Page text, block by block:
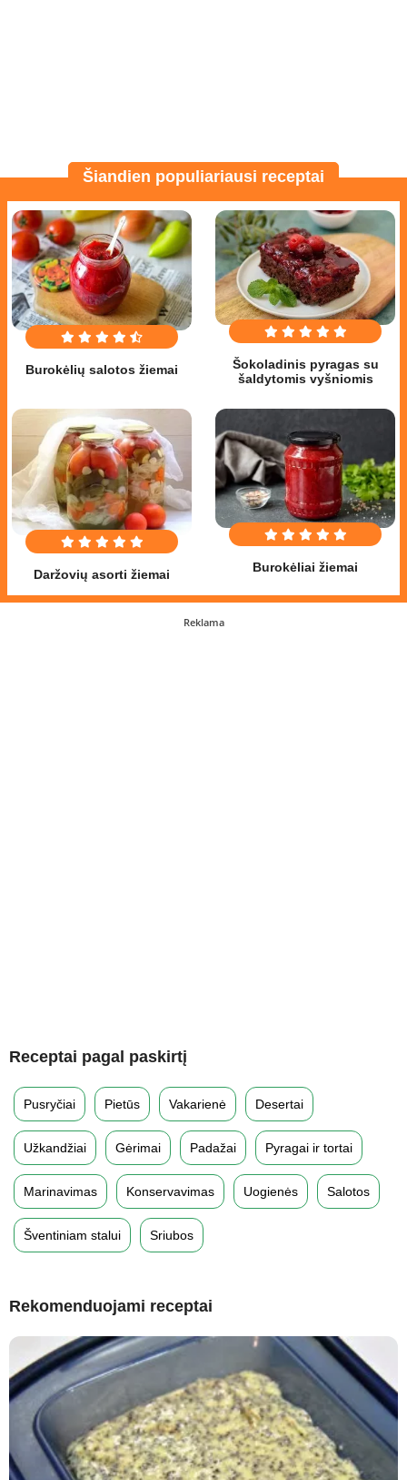
Šiandien populiariausi receptai
Burokėlių salotos žiemai
Šokoladinis pyragas su
šaldytomis vyšniomis
Daržovių asorti žiemai Burokėliai žiemai
Reklama
Receptai pagal paskirtį
Pusryčiai Pietūs Vakarienė Desertai
Užkandžiai Gėrimai Padažai Pyragai ir tortai
Marinavimas Konservavimas Uogienės Salotos
Šventiniam stalui Sriubos
Rekomenduojami receptai